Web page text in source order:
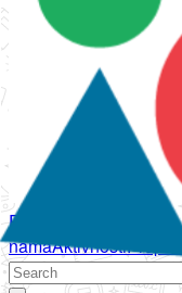
Početna
namaAktivnostiPropisi